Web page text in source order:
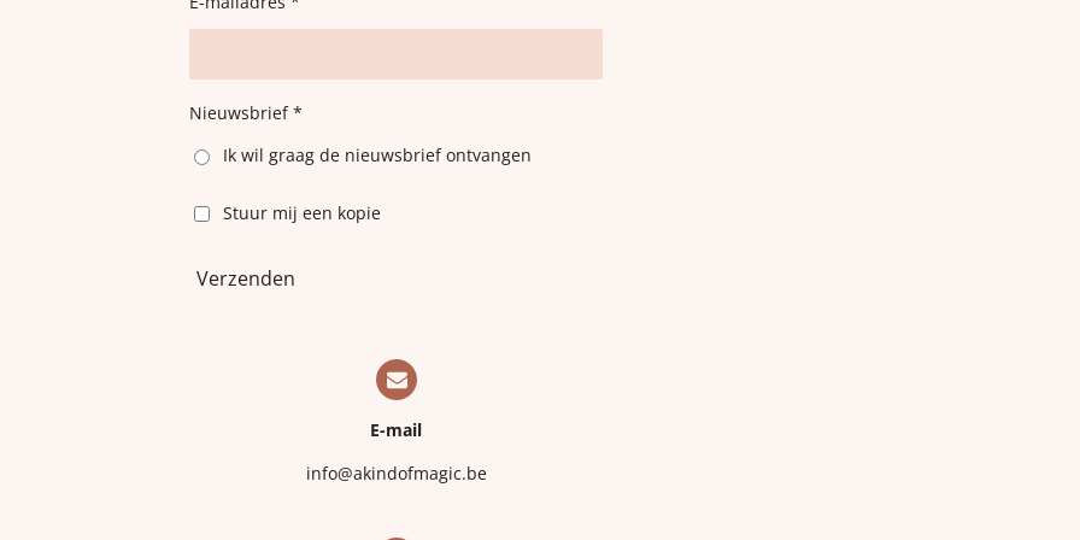
Nieuwsbrief *
Ik wil graag de nieuwsbrief ontvangen
Stuur mij een kopie
Verzenden
E-mail
info@akindofmagic.be